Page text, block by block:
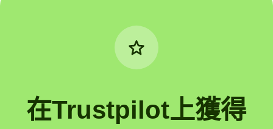
在Trustpilot上獲得